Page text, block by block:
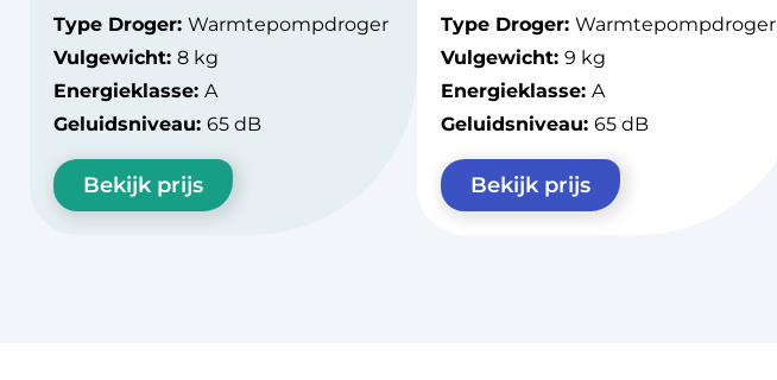
Type Droger: Warmtepompdroger
Vulgewicht: 8 kg
Energieklasse: A
Geluidsniveau: 65 dB
Bekijk prijs
Type Droger: Warmtepompdroger
Vulgewicht: 9 kg
Energieklasse: A
Geluidsniveau: 65 dB
Bekijk prijs